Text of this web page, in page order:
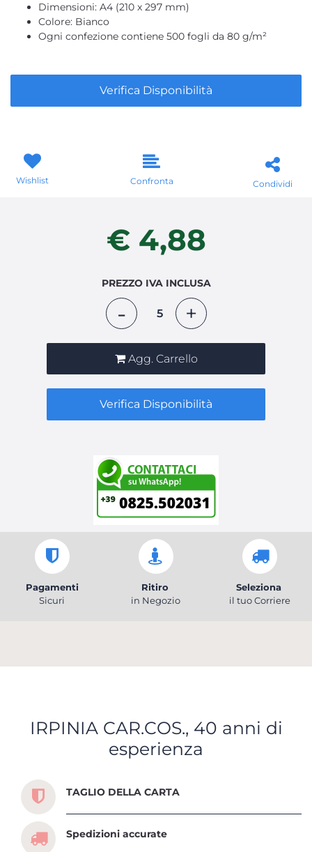
Dimensioni: A4 (210 x 297 mm)
Colore: Bianco
Ogni confezione contiene 500 fogli da 80 g/m²
Verifica Disponibilità
Wishlist Confronta Condividi
€ 4,88
PREZZO IVA INCLUSA
Agg. Carrello
Verifica Disponibilità
Pagamenti
Sicuri
Ritiro
in Negozio
Seleziona
il tuo Corriere
IRPINIA CAR.COS., 40 anni di
esperienza
Scopri tutti i servizi che ti abbiamo dedicato
TAGLIO DELLA CARTA
Spedizioni accurate